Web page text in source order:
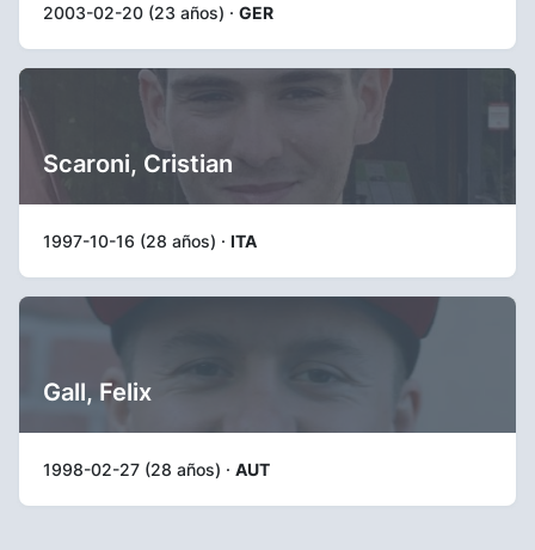
2003-02-20 (23 años) · GER
Scaroni, Cristian
1997-10-16 (28 años) · ITA
Gall, Felix
1998-02-27 (28 años) · AUT